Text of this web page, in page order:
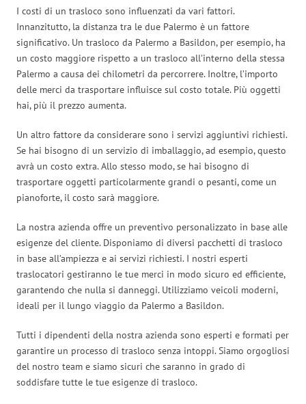
I costi di un trasloco sono influenzati da vari fattori.
Innanzitutto, la distanza tra le due Palermo è un fattore
significativo. Un trasloco da Palermo a Basildon, per esempio, ha
un costo maggiore rispetto a un trasloco all’interno della stessa
Palermo a causa dei chilometri da percorrere. Inoltre, l’importo
delle merci da trasportare influisce sul costo totale. Più oggetti
hai, più il prezzo aumenta.
Un altro fattore da considerare sono i servizi aggiuntivi richiesti.
Se hai bisogno di un servizio di imballaggio, ad esempio, questo
avrà un costo extra. Allo stesso modo, se hai bisogno di
trasportare oggetti particolarmente grandi o pesanti, come un
pianoforte, il costo sarà maggiore.
La nostra azienda offre un preventivo personalizzato in base alle
esigenze del cliente. Disponiamo di diversi pacchetti di trasloco
in base all’ampiezza e ai servizi richiesti. I nostri esperti
traslocatori gestiranno le tue merci in modo sicuro ed efficiente,
garantendo che nulla si danneggi. Utilizziamo veicoli moderni,
ideali per il lungo viaggio da Palermo a Basildon.
Tutti i dipendenti della nostra azienda sono esperti e formati per
garantire un processo di trasloco senza intoppi. Siamo orgogliosi
del nostro team e siamo sicuri che saranno in grado di
soddisfare tutte le tue esigenze di trasloco.